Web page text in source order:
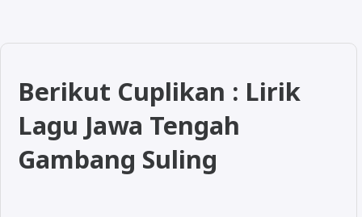
Berikut Cuplikan : Lirik
Lagu Jawa Tengah
Gambang Suling